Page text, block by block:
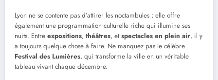
Lyon ne se contente pas d’attirer les noctambules ; elle offre
également une programmation culturelle riche qui illumine ses
nuits. Entre expositions, théâtres, etspectacles en plein air, il y
a toujours quelque chose à faire. Ne manquez pas le célèbre
Festival des Lumières, qui transforme la ville en un véritable
tableau vivant chaque décembre.